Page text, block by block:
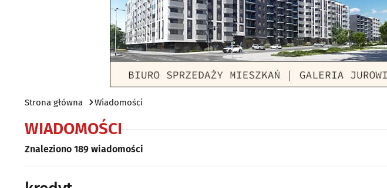
Strona główna Wiadomości
WIADOMOŚCI
Znaleziono 189 wiadomości